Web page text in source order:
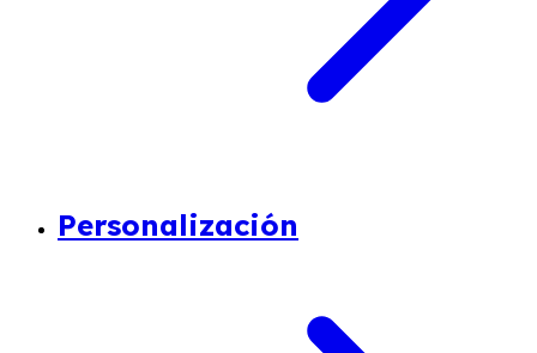
Personalización